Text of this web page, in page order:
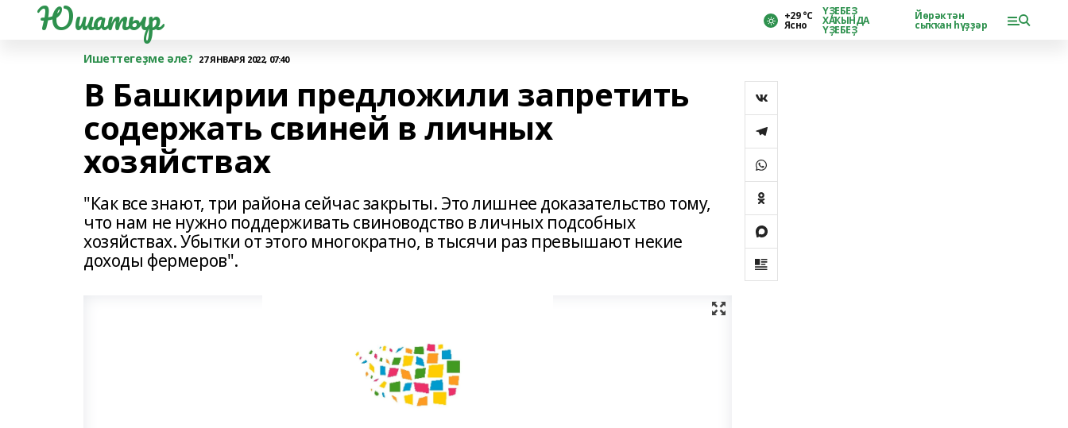
Юшатыр +29 °С
Ясно
ҮҘЕБЕҘ
ХАҠЫНДА
ҮҘЕБЕҘ
Йөрәктән
сыҡҡан һүҙҙәр
Ишеттегеҙме әле? 27 ЯНВАРЯ 2022, 07:40
В Башкирии предложили запретить
содержать свиней в личных
хозяйствах
"Как все знают, три района сейчас закрыты. Это лишнее доказательство тому,
что нам не нужно поддерживать свиноводство в личных подсобных
хозяйствах. Убытки от этого многократно, в тысячи раз превышают некие
доходы фермеров".